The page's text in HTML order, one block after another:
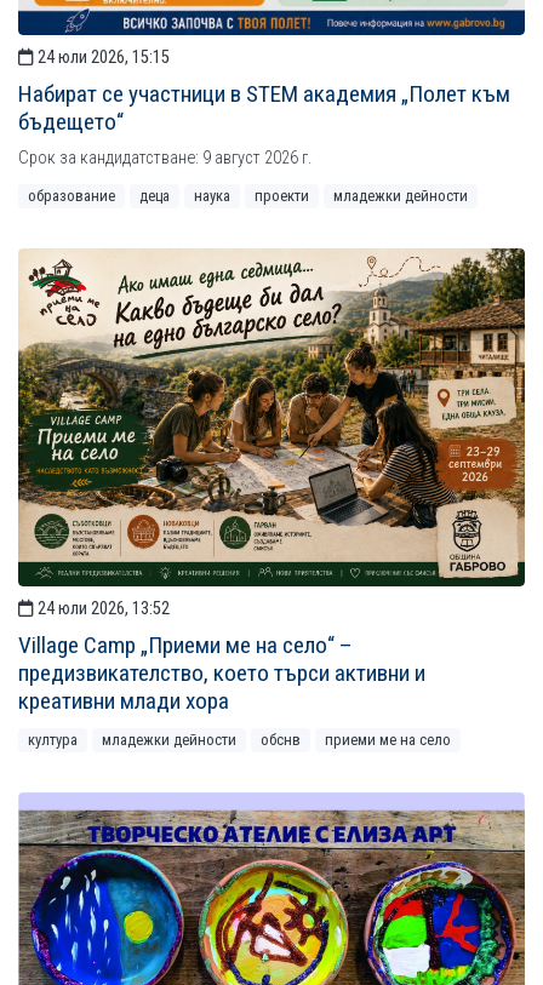
24 юли 2026, 15:15
Набират се участници в STEM академия „Полет към
бъдещето“
Срок за кандидатстване: 9 август 2026 г.
образование деца наука проекти младежки дейности
24 юли 2026, 13:52
Village Camp „Приеми ме на село“ –
предизвикателство, което търси активни и
креативни млади хора
култура младежки дейности обснв приеми ме на село